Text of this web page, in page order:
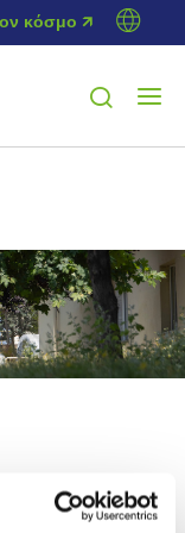
κόσμο 🡭